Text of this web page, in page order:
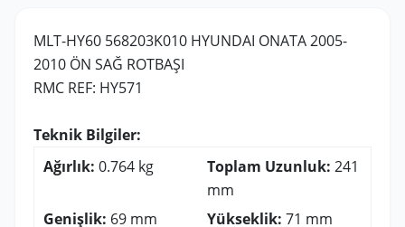
MLT-HY60 568203K010 HYUNDAI ONATA 2005-
2010 ÖN SAĞ ROTBAŞI
RMC REF: HY571
Teknik Bilgiler:
Ağırlık: 0.764 kg Toplam Uzunluk: 241
mm
Genişlik: 69 mm Yükseklik: 71 mm